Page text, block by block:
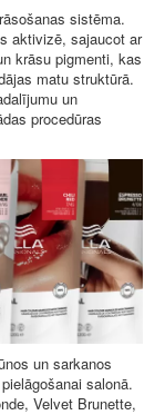
sistēma.
aktivizē, sajaucot ar
krāsu pigmenti, kas
matu struktūrā.
un
procedūras
un sarkanos
salonā.
Velvet Brunette,